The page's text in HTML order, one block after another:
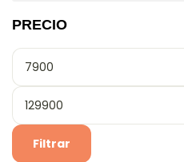
PRECIO
Filtrar